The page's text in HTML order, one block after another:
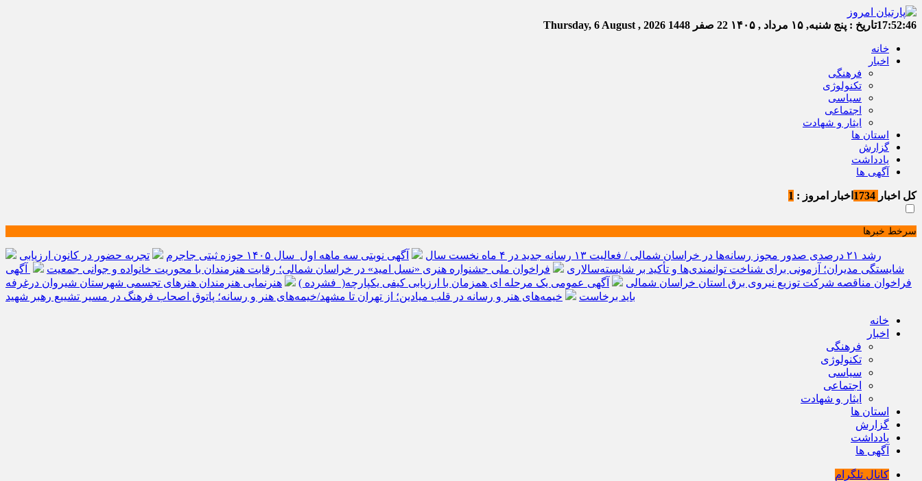
17:52:47تاریخ : پنج شنبه, ۱۵ مرداد , ۱۴۰۵ 22 صفر 1448
خانه
اخبار
فرهنگی
تکنولوژی
سیاسی
اجتماعی
ایثار و شهادت
استان ها
گزارش
یادداشت
آگهی ها
کل اخبار اخبار امروز : 1
سرخط خبرها
رشد ۲۱ درصدی صدور مجوز رسانه‌ها در خراسان شمالی / فعالیت ۱۳ رسانه جدید در ۴ ماه نخست سال آگهی نوبتی سه ماهه اول سال ۱۴۰۵ حوزه ثبتی جاجرم
تجربه حضور در کانون ارزیابی
شایستگی مدیران؛ آزمونی برای شناخت توانمندی‌ها و تأکید بر شایسته‌سالاری
فراخوان ملی جشنواره هنری «نسل امید» در خراسان شمالی؛ رقابت هنرمندان با محوریت خانواده و جوانی جمعیت
آگهی
فراخوان مناقصه شرکت توزیع نیروی برق استان خراسان شمالی
آگهی عمومی یک مرحله ای همزمان با ارزیابی کیفی یکپارچه( فشرده )
هنرنمایی هنرمندان هنرهای تجسمی شهرستان شیروان درغرفه
باید برخاست
خیمه‌های هنر و رسانه در قلب میادین؛ از تهران تا مشهد/خیمه‌های هنر و رسانه؛ پاتوق اصحاب فرهنگ در مسیر تشییع رهبر شهید
خانه
اخبار
فرهنگی
تکنولوژی
سیاسی
اجتماعی
ایثار و شهادت
استان ها
گزارش
یادداشت
آگهی ها
کانال تلگرام